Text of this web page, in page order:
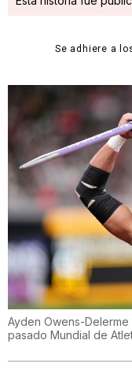
Se adhiere a
Ayden Owens-
pasado Mundial de